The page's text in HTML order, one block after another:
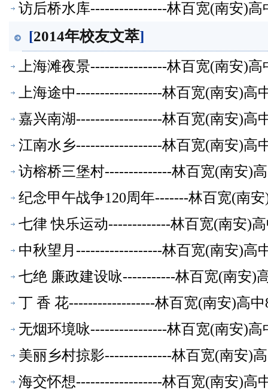
访后桥水库----------------林百宽(南安)高
[2014年校友文萃]
上海滩夜景----------------林百宽(南安)
上海途中------------------林百宽(南安)高
嘉兴南湖------------------林百宽(南安)高
江南水乡------------------林百宽(南安)高
访榕桥三堡村--------------林百宽(南安)
纪念甲午战争120周年-------林百宽(南
七律 快乐运动-------------林百宽(南安)
中秋望月------------------林百宽(南安)高
七绝 廉政建设咏-----------林百宽(南安)
丁 香 花------------------林百宽(南安)高
无烟环境咏----------------林百宽(南安)高
美丽乡村掠影--------------林百宽(南安)
海交怀想------------------林百宽(南安)高